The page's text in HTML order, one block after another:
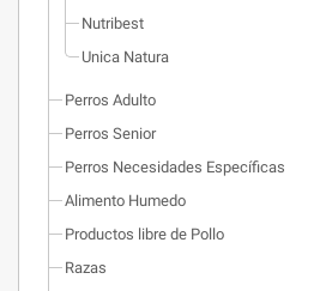
Nutribest
Unica Natura
Perros Adulto
Perros Senior
Perros Necesidades Específicas
Alimento Humedo
Productos libre de Pollo
Razas